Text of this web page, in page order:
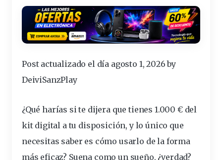
Post actualizado el día agosto 1, 2026 by
DeiviSanzPlay
¿Qué harías si te dijera que tienes 1.000 € del
kit digital a tu disposición, y lo único que
necesitas saber es cómo usarlo de la forma
más eficaz? Suena como un sueño, ¿verdad?